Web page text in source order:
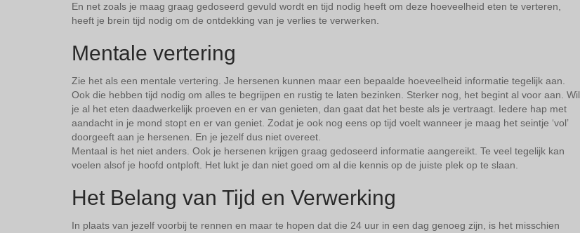
En net zoals je maag graag gedoseerd gevuld wordt en tijd nodig heeft om deze hoeveelheid eten te verteren,
heeft je brein tijd nodig om de ontdekking van je verlies te verwerken.
Mentale vertering
Zie het als een mentale vertering. Je hersenen kunnen maar een bepaalde hoeveelheid informatie tegelijk aan.
Ook die hebben tijd nodig om alles te begrijpen en rustig te laten bezinken. Sterker nog, het begint al voor aan. Wil
je al het eten daadwerkelijk proeven en er van genieten, dan gaat dat het beste als je vertraagt. Iedere hap met
aandacht in je mond stopt en er van geniet. Zodat je ook nog eens op tijd voelt wanneer je maag het seintje ‘vol’
doorgeeft aan je hersenen. En je jezelf dus niet overeet.
Mentaal is het niet anders. Ook je hersenen krijgen graag gedoseerd informatie aangereikt. Te veel tegelijk kan
voelen alsof je hoofd ontploft. Het lukt je dan niet goed om al die kennis op de juiste plek op te slaan.
Het Belang van Tijd en Verwerking
In plaats van jezelf voorbij te rennen en maar te hopen dat die 24 uur in een dag genoeg zijn, is het misschien